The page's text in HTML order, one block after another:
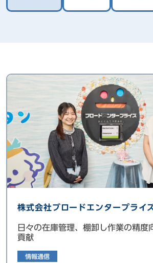
株式会社ブロードエンタープライ
日々の在庫管理、棚卸し作業の精度
貢献
情報通信